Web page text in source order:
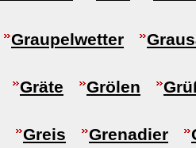
Graupelwetter
Gräte Grölen
Greis Grenadier